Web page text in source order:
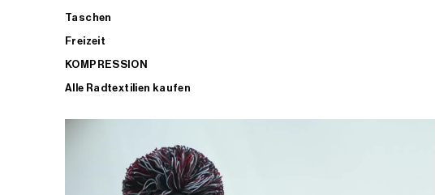
Taschen
Freizeit
KOMPRESSION
Alle Radtextilien kaufen